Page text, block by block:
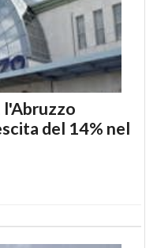
l'Abruzzo
del 14% nel